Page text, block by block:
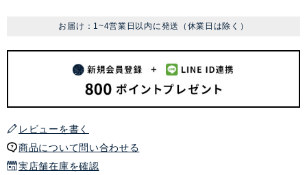
お届け：1~4営業日以内に発送（休業日は除く）
レビューを書く
商品について問い合わせる
実店舗在庫を確認